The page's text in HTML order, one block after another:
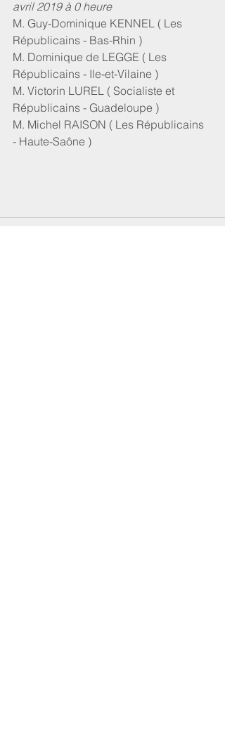
avril 2019 à 0 heure
M. Guy-Dominique KENNEL ( Les
Républicains - Bas-Rhin )
M. Dominique de LEGGE ( Les
Républicains - Ile-et-Vilaine )
M. Victorin LUREL ( Socialiste et
Républicains - Guadeloupe )
M. Michel RAISON ( Les Républicains
- Haute-Saône )